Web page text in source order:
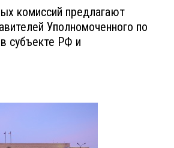
комиссий предлагают
Уполномоченного по
субъекте РФ и